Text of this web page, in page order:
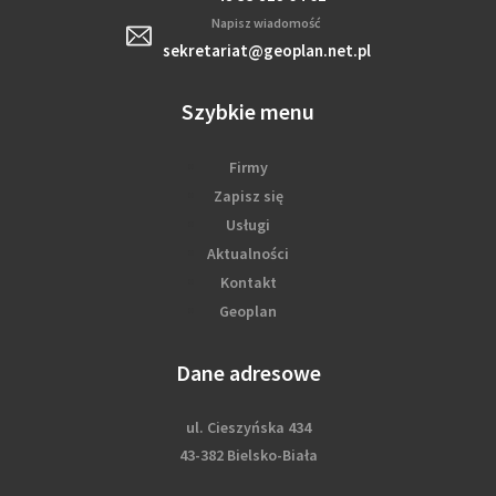
Napisz wiadomość
sekretariat@geoplan.net.pl
Szybkie menu
Firmy
Zapisz się
Usługi
Aktualności
Kontakt
Geoplan
Dane adresowe
ul. Cieszyńska 434
43-382 Bielsko-Biała